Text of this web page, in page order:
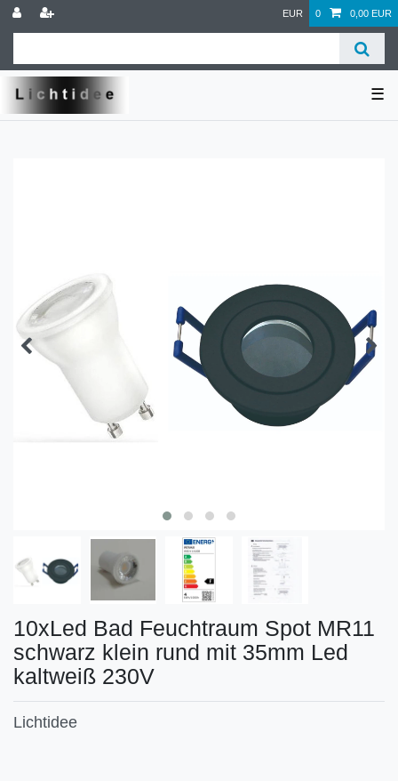
EUR 0 0,00 EUR
☰
10xLed Bad Feuchtraum Spot MR11
schwarz klein rund mit 35mm Led
kaltweiß 230V
Lichtidee